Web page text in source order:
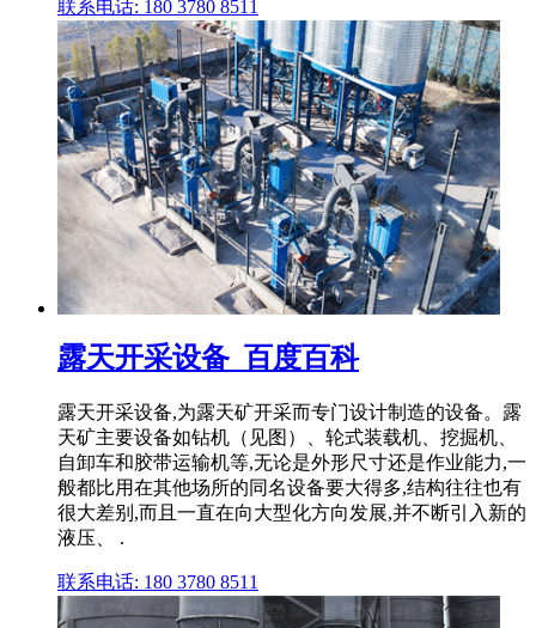
联系电话: 180 3780 8511
露天开采设备_百度百科
露天开采设备,为露天矿开采而专门设计制造的设备。露
天矿主要设备如钻机（见图）、轮式装载机、挖掘机、
自卸车和胶带运输机等,无论是外形尺寸还是作业能力,一
般都比用在其他场所的同名设备要大得多,结构往往也有
很大差别,而且一直在向大型化方向发展,并不断引入新的
液压、 .
联系电话: 180 3780 8511